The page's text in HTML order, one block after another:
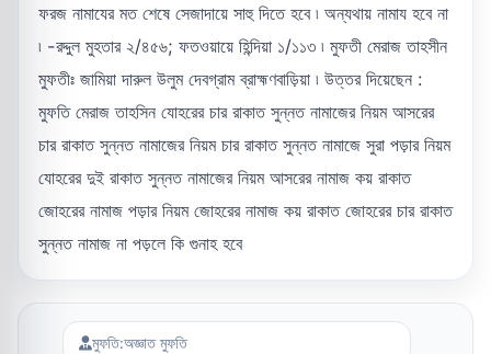
ফরজ নামাযের মত শেষে সেজাদায়ে সাহু দিতে হবে ৷ অন্যথায় নামায হবে না
৷ -রদ্দুল মুহতার ২/৪৫৬; ফতওয়ায়ে হিন্দিয়া ১/১১৩ ৷ মুফতী মেরাজ তাহসীন
মুফতীঃ জামিয়া দারুল উলুম দেবগ্রাম ব্রাহ্মণবাড়িয়া ৷ উত্তর দিয়েছেন :
মুফতি মেরাজ তাহসিন যোহরের চার রাকাত সুন্নত নামাজের নিয়ম আসরের
চার রাকাত সুন্নত নামাজের নিয়ম চার রাকাত সুন্নত নামাজে সুরা পড়ার নিয়ম
যোহরের দুই রাকাত সুন্নত নামাজের নিয়ম আসরের নামাজ কয় রাকাত
জোহরের নামাজ পড়ার নিয়ম জোহরের নামাজ কয় রাকাত জোহরের চার রাকাত
সুন্নত নামাজ না পড়লে কি গুনাহ হবে
মুফতি:অজ্ঞাত মুফতি